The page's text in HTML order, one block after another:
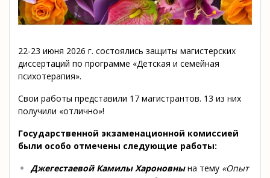
22-23 июня 2026 г. состоялись защиты магистерских
диссертаций по программе «Детская и семейная
психотерапия».
Свои работы представили 17 магистрантов. 13 из них
получили «отлично»!
Государственной экзаменационной комиссией
были особо отмечены следующие работы:
Джегестаевой Камилы Хароновнына тему «Опыт